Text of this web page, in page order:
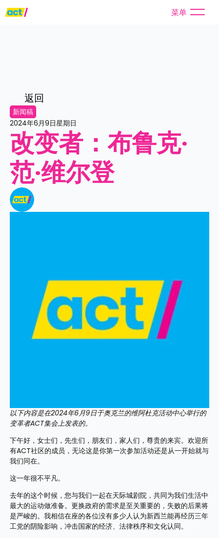
菜单
返回
新闻稿
2024年6月9日星期日
改变者：布鲁克·
范·维尔登
以下内容是在2024年6月9日于奥克兰的维阿杜克活动中心举行的
变革者ACT集会上发表的。
下午好，女士们，先生们，朋友们，家人们，尊贵的来宾。欢迎所
有ACT社区的成员，无论这是你第一次参加活动还是从一开始就与
我们同在。
这一年很不平凡。
去年的这个时候，您与我们一起在天际城剧院，共同为我们生活中
最大的运动做准备。更换政府的需求是至关重要的，失败的后果将
是严峻的。我相信在座的各位没有多少人认为新西兰能再经历三年
工党的阴险影响，冲击国家的经济、法律秩序和文化认同。